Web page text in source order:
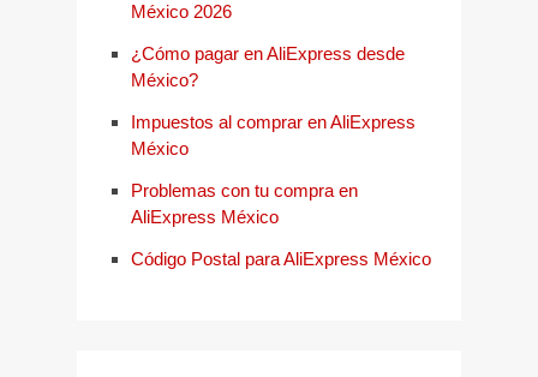
México 2026
¿Cómo pagar en AliExpress desde
México?
Impuestos al comprar en AliExpress
México
Problemas con tu compra en
AliExpress México
Código Postal para AliExpress México